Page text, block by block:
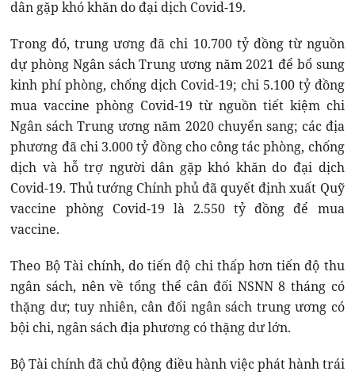
dân gặp khó khăn do đại dịch Covid-19.
Trong đó, trung ương đã chi 10.700 tỷ đồng từ nguồn
dự phòng Ngân sách Trung ương năm 2021 để bổ sung
kinh phí phòng, chống dịch Covid-19; chi 5.100 tỷ đồng
mua vaccine phòng Covid-19 từ nguồn tiết kiệm chi
Ngân sách Trung ương năm 2020 chuyển sang; các địa
phương đã chi 3.000 tỷ đồng cho công tác phòng, chống
dịch và hỗ trợ người dân gặp khó khăn do đại dịch
Covid-19. Thủ tướng Chính phủ đã quyết định xuất Quỹ
vaccine phòng Covid-19 là 2.550 tỷ đồng để mua
vaccine.
Theo Bộ Tài chính, do tiến độ chi thấp hơn tiến độ thu
ngân sách, nên về tổng thể cân đối NSNN 8 tháng có
thặng dư; tuy nhiên, cân đối ngân sách trung ương có
bội chi, ngân sách địa phương có thặng dư lớn.
Bộ Tài chính đã chủ động điều hành việc phát hành trái